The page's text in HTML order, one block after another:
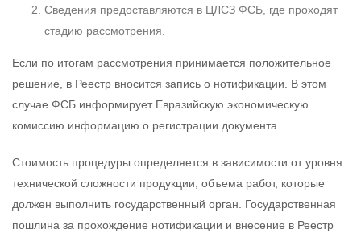
Сведения предоставляются в ЦЛСЗ ФСБ, где проходят
стадию рассмотрения.
Если по итогам рассмотрения принимается положительное
решение, в Реестр вносится запись о нотификации. В этом
случае ФСБ информирует Евразийскую экономическую
комиссию информацию о регистрации документа.
Стоимость процедуры определяется в зависимости от уровня
технической сложности продукции, объема работ, которые
должен выполнить государственный орган. Государственная
пошлина за прохождение нотификации и внесение в Реестр